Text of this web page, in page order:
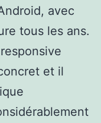
avec
tous les ans.
et il